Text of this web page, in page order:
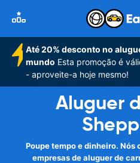
Até 20% desconto no
mundo Esta promoção é
- aproveite-a hoje mesmo!
Aluguer
Poupe tempo e dinheiro. Nós
empresas de aluguer de